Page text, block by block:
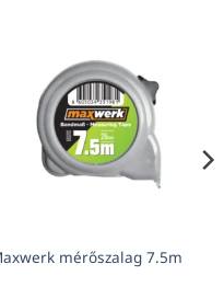
mérőszalag 7.5m